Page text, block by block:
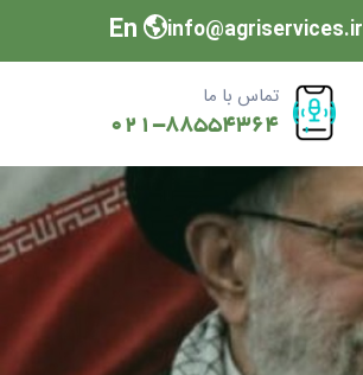
info@agriservices.ir
En
تماس با ما
021-88554364